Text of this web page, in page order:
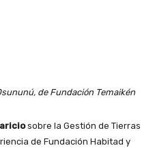
de Fundación Temaikén
sobre la Gestión de Tierras
de Fundación Habitad y